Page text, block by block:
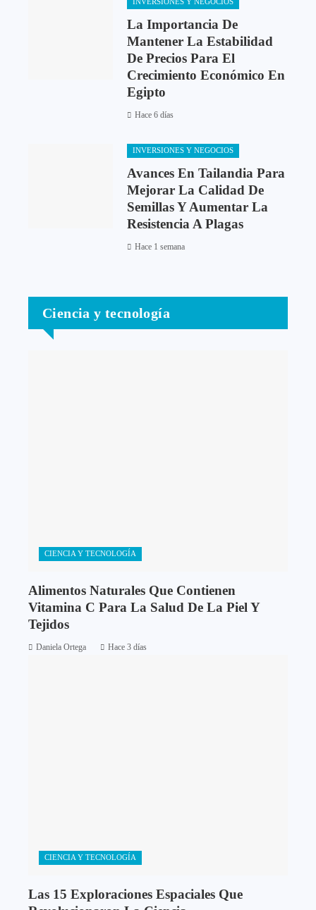
INVERSIONES Y NEGOCIOS
La Importancia De
Mantener La Estabilidad
De Precios Para El
Crecimiento Económico En
Egipto
Hace 6 días
INVERSIONES Y NEGOCIOS
Avances En Tailandia Para
Mejorar La Calidad De
Semillas Y Aumentar La
Resistencia A Plagas
Hace 1 semana
Ciencia y tecnología
CIENCIA Y TECNOLOGÍA
Alimentos Naturales Que Contienen
Vitamina C Para La Salud De La Piel Y
Tejidos
Daniela Ortega Hace 3 días
CIENCIA Y TECNOLOGÍA
Las 15 Exploraciones Espaciales Que